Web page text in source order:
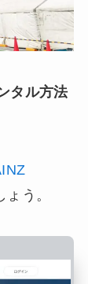
タル方法
う。